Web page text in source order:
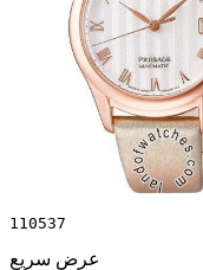
110537
عرض سريع